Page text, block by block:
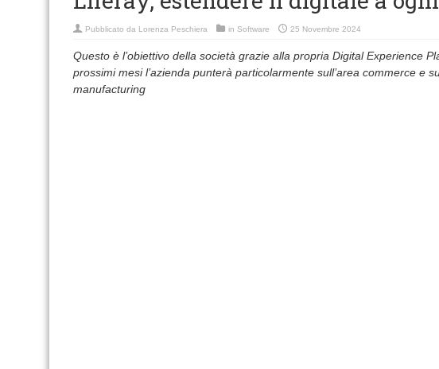
Pubblicato da Lorenza Peschiera in Software 25 Novembre 2024
Questo è l’obiettivo della società grazie alla propria Digital Experience
prossimi mesi l’azienda punterà particolarmente sull’area commerce e
manufacturing